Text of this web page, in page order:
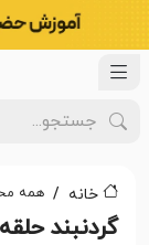
خانه همه
گردنبند حلقه